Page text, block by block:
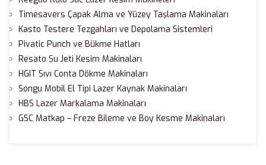
Timesavers Çapak Alma ve Yüzey Taşlama Makinaları
Kasto Testere Tezgahları ve Depolama Sistemleri
Pivatic Punch ve Bükme Hatları
Resato Su Jeti Kesim Makinaları
HGIT Sıvı Conta Dökme Makinaları
Songu Mobil El Tipi Lazer Kaynak Makinaları
HBS Lazer Markalama Makinaları
GSC Matkap – Freze Bileme ve Boy Kesme Makinaları